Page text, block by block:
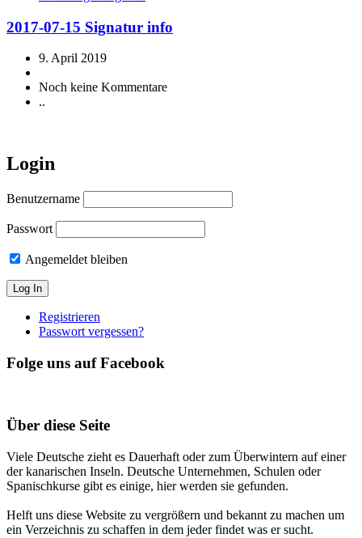
2017-07-15 Signatur info
9. April 2019
Noch keine Kommentare
..
Login
Benutzername
Passwort
Angemeldet bleiben
Registrieren
Passwort vergessen?
Folge uns auf Facebook
Über diese Seite
Viele Deutsche zieht es Dauerhaft oder zum Überwintern auf einer
der kanarischen Inseln. Deutsche Unternehmen, Schulen oder
Spanischkurse gibt es einige, hier werden sie gefunden.
Helft uns diese Website zu vergrößern und bekannt zu machen um
ein Verzeichnis zu schaffen in dem jeder findet was er sucht.